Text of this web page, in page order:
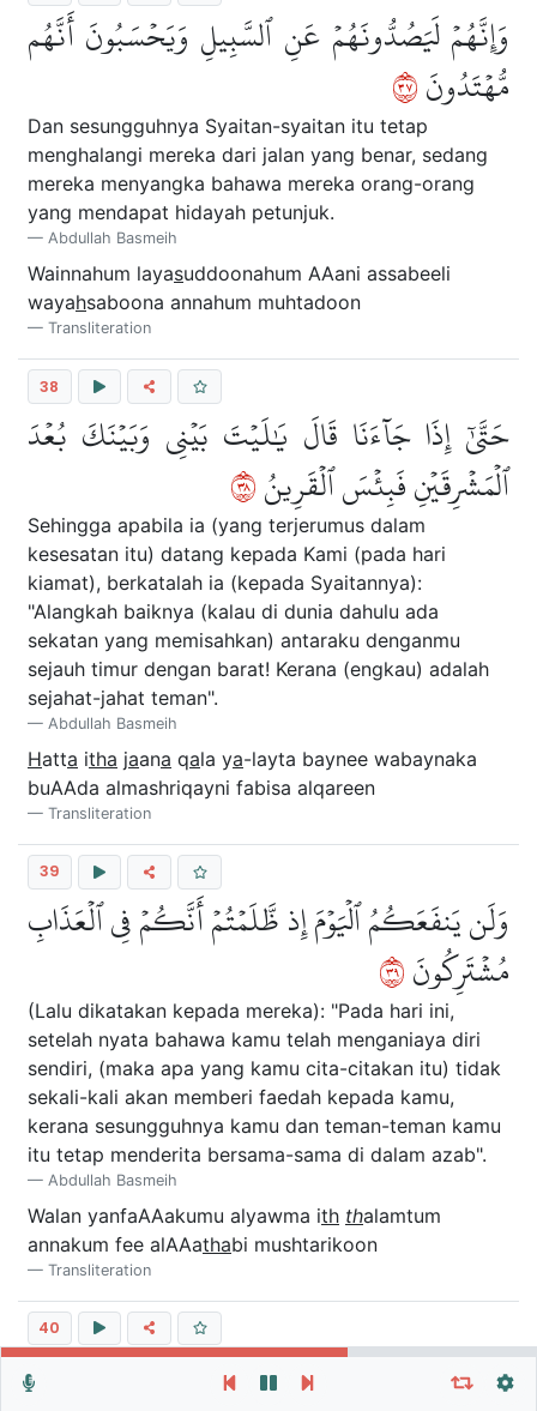
وَإِنَّهُمۡ لَيَصُدُّونَهُمۡ عَنِ ٱلسَّبِيلِ وَيَحۡسَبُونَ أَنَّهُم
مُّهۡتَدُونَ٧٣
Dan sesungguhnya Syaitan-syaitan itu tetap
menghalangi mereka dari jalan yang benar, sedang
mereka menyangka bahawa mereka orang-orang
yang mendapat hidayah petunjuk.
Abdullah Basmeih
Wainnahum layasuddoonahum AAani assabeeli
wayahsaboona annahum muhtadoon
Transliteration
38
حَتَّىٰٓ إِذَا جَآءَنَا قَالَ يَٰلَيۡتَ بَيۡنِي وَبَيۡنَكَ بُعۡدَ
ٱلۡمَشۡرِقَيۡنِ فَبِئۡسَ ٱلۡقَرِينُ٨٣
Sehingga apabila ia (yang terjerumus dalam
kesesatan itu) datang kepada Kami (pada hari
kiamat), berkatalah ia (kepada Syaitannya):
"Alangkah baiknya (kalau di dunia dahulu ada
sekatan yang memisahkan) antaraku denganmu
sejauh timur dengan barat! Kerana (engkau) adalah
sejahat-jahat teman".
Abdullah Basmeih
Hatta itha jaana qala ya-layta baynee wabaynaka
buAAda almashriqayni fabisa alqareen
Transliteration
39
وَلَن يَنفَعَكُمُ ٱلۡيَوۡمَ إِذ ظَّلَمۡتُمۡ أَنَّكُمۡ فِي ٱلۡعَذَابِ
مُشۡتَرِكُونَ٩٣
(Lalu dikatakan kepada mereka): "Pada hari ini,
setelah nyata bahawa kamu telah menganiaya diri
sendiri, (maka apa yang kamu cita-citakan itu) tidak
sekali-kali akan memberi faedah kepada kamu,
kerana sesungguhnya kamu dan teman-teman kamu
itu tetap menderita bersama-sama di dalam azab".
Abdullah Basmeih
Walan yanfaAAakumu alyawma ith thalamtum
annakum fee alAAathabi mushtarikoon
Transliteration
40
أَفَأَنتَ تُسۡمِعُ ٱلصُّمَّ أَوۡ تَهۡدِي ٱلۡعُمۡيَ وَمَن كَانَ فِي